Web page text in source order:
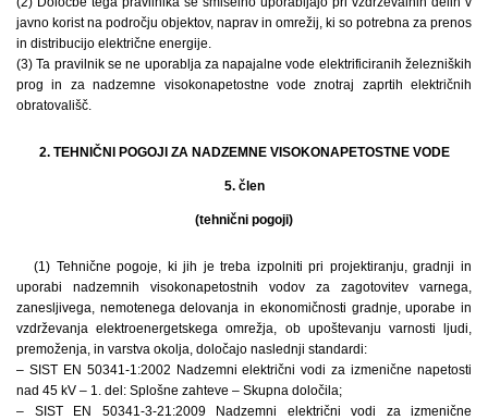
javno korist na področju objektov, naprav in omrežij, ki so potrebna za prenos
in distribucijo električne energije.
(3) Ta pravilnik se ne uporablja za napajalne vode elektrificiranih železniških
prog in za nadzemne visokonapetostne vode znotraj zaprtih električnih
obratovališč.
2. TEHNIČNI POGOJI ZA NADZEMNE VISOKONAPETOSTNE VODE
5. člen
(tehnični pogoji)
(1) Tehnične pogoje, ki jih je treba izpolniti pri projektiranju, gradnji in
uporabi nadzemnih visokonapetostnih vodov za zagotovitev varnega,
zanesljivega, nemotenega delovanja in ekonomičnosti gradnje, uporabe in
vzdrževanja elektroenergetskega omrežja, ob upoštevanju varnosti ljudi,
premoženja, in varstva okolja, določajo naslednji standardi:
– SIST EN 50341-1:2002 Nadzemni električni vodi za izmenične napetosti
nad 45 kV – 1. del: Splošne zahteve – Skupna določila;
– SIST EN 50341-3-21:2009 Nadzemni električni vodi za izmenične